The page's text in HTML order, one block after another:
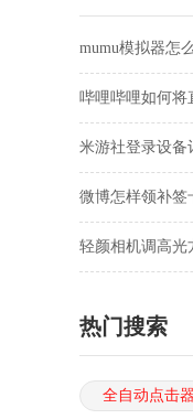
mumu模拟器怎
哔哩哔哩如何将
骤
米游社登录设备
微博怎样领补签
轻颜相机调高光
热门搜索
全自动点击